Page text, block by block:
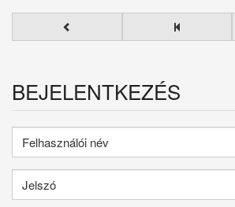
BEJELENTKEZÉS